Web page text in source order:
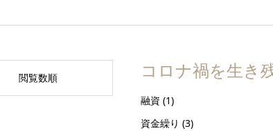
閲覧数順 コロナ禍を生き
融資 (1)
資金繰り (3)